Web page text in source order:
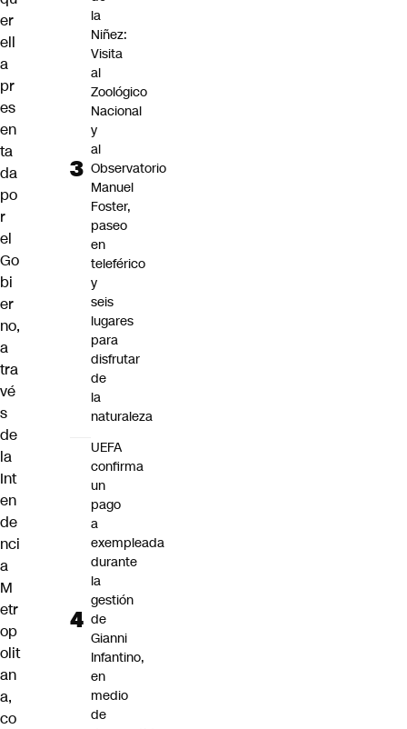
er
ell
a
pr
es
en
ta
da
po
r
el
Go
bi
er
no,
a
tra
vé
s
de
la
Int
en
de
nci
a
M
etr
op
olit
an
a,
co
la
Niñez:
Visita
al
Zoológico
Nacional
y
al
Observatorio
Manuel
Foster,
paseo
en
teleférico
y
seis
lugares
para
disfrutar
de
la
naturaleza
UEFA
confirma
un
pago
a
exempleada
durante
la
gestión
de
Gianni
Infantino,
en
medio
de